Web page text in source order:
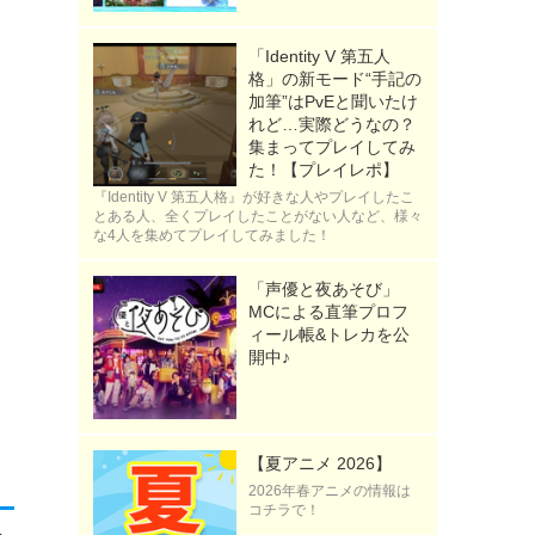
「Identity V 第五人
格」の新モード“手記の
加筆”はPvEと聞いたけ
れど…実際どうなの？
集まってプレイしてみ
た！【プレイレポ】
『Identity V 第五人格』が好きな人やプレイしたこ
とある人、全くプレイしたことがない人など、様々
な4人を集めてプレイしてみました！
「声優と夜あそび」
MCによる直筆プロフ
ィール帳&トレカを公
開中♪
【夏アニメ 2026】
2026年春アニメの情報は
コチラで！